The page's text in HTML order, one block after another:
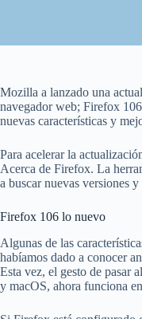
Mozilla a lanzado una
navegador web; Firefox
nuevas características y
Para acelerar la
Acerca de Firefox. La
a buscar nuevas versiones y
Firefox 106 lo nuevo
Algunas de las
habíamos dado a conocer
Esta vez, el gesto de pasar
y macOS, ahora funciona